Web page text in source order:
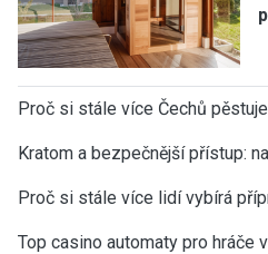
Proč si stále více Čechů
Kratom a bezpečnější přístup:
Proč si stále více lidí vybírá
Top casino automaty pro hráče